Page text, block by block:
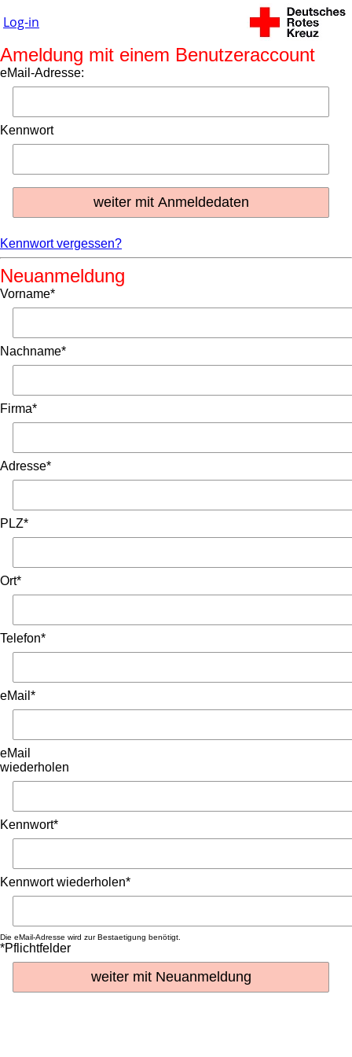
Log-in
Ameldung mit einem Benutzeraccount
eMail-Adresse:
Kennwort
Kennwort vergessen?
Neuanmeldung
Vorname*
Nachname*
Firma*
Adresse*
PLZ*
Ort*
Telefon*
eMail*
eMail
wiederholen
Kennwort*
Kennwort wiederholen*
Die eMail-Adresse wird zur Bestaetigung benötigt.
*Pflichtfelder